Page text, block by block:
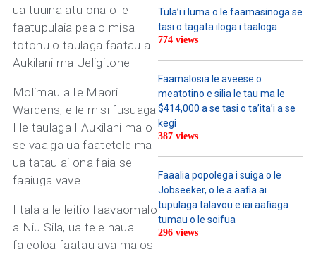
ua tuuina atu ona o le
faatupulaia pea o misa I
totonu o taulaga faatau a
Aukilani ma Ueligitone
Molimau a Ie Maori
Wardens, e le misi fusuaga
I le taulaga I Aukilani ma o
se vaaiga ua faatetele ma
ua tatau ai ona faia se
faaiuga vave
I tala a le leitio faavaomalo
a Niu Sila, ua tele naua
faleoloa faatau ava malosi
Tula’i i luma o le faamasinoga se
tasi o tagata iloga i taaloga
774 views
Faamalosia le aveese o
meatotino e silia le tau ma le
$414,000 a se tasi o ta’ita’i a se
kegi
387 views
Faaalia popolega i suiga o le
Jobseeker, o le a aafia ai
tupulaga talavou e iai aafiaga
tumau o le soifua
296 views